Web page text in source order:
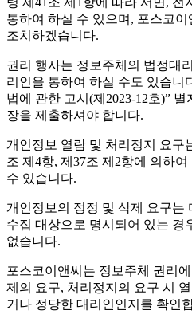
통하여 하실 수 있으며, 포스코이
조치하겠습니다.
권리 행사는 정보주체의 법정대
리인을 통하여 하실 수도 있습니
법에 관한 고시(제2023-12호)”
장을 제출하셔야 합니다.
개인정보 열람 및 처리정지 요구
조 제4항, 제37조 제2항에 의하
수 있습니다.
개인정보의 정정 및 삭제 요구는
수집 대상으로 명시되어 있는 경
없습니다.
포스코이앤씨는 정보주체 권리
제의 요구, 처리정지의 요구 시
거나 정당한 대리인인지를 확인